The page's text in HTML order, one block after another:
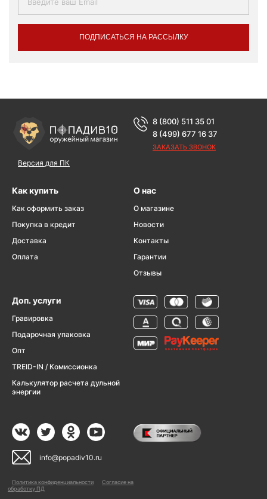
ПОДПИСАТЬСЯ НА РАССЫЛКУ
Версия для ПК
8 (800) 511 35 01
8 (499) 677 16 37
ЗАКАЗАТЬ ЗВОНОК
Как купить
Как оформить заказ
Покупка в кредит
Доставка
Оплата
О нас
О магазине
Новости
Контакты
Гарантии
Отзывы
Доп. услуги
Гравировка
Подарочная упаковка
Опт
TREID-IN / Комиссионка
Калькулятор расчета дульной
энергии
info@popadiv10.ru
Политика конфиденциальности
Согласие на
обработку ПД